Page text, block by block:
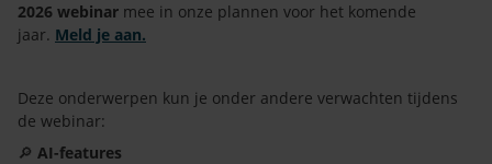
2026 webinar mee in onze plannen voor het komende
jaar. Meld je aan.
Deze onderwerpen kun je onder andere verwachten tijdens
de webinar:
🔎 AI-features